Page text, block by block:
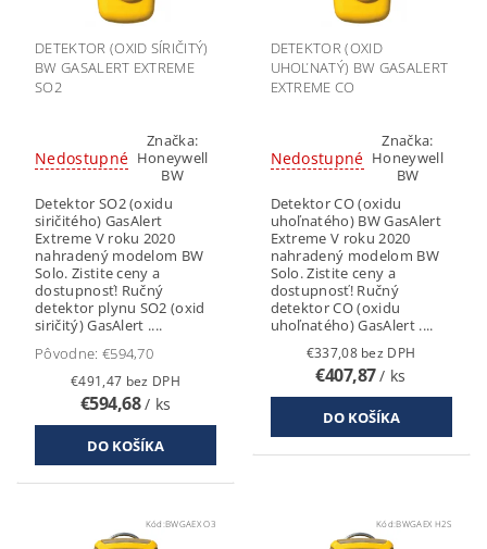
DETEKTOR (OXID SÍRIČITÝ)
BW GASALERT EXTREME
SO2
Nedostupné
Značka:
Honeywell
BW
Detektor SO2 (oxidu
siričitého) GasAlert
Extreme V roku 2020
nahradený modelom BW
Solo. Zistite ceny a
dostupnosť! Ručný
detektor plynu SO2 (oxid
siričitý) GasAlert ....
Pôvodne: €594,70
€491,47 bez DPH
€594,68/ ks
DETEKTOR (OXID
UHOĽNATÝ) BW GASALERT
EXTREME CO
Nedostupné
Značka:
Honeywell
BW
Detektor CO (oxidu
uhoľnatého) BW GasAlert
Extreme V roku 2020
nahradený modelom BW
Solo. Zistite ceny a
dostupnosť! Ručný
detektor CO (oxidu
uhoľnatého) GasAlert ....
€337,08 bez DPH
€407,87/ ks
Kód:BWGAEX O3 Kód:BWGAEX H2S